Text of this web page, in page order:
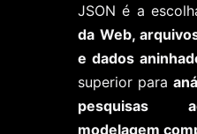
JSON é a
da Web,
e dados
superior para
pesquisas
modelagem